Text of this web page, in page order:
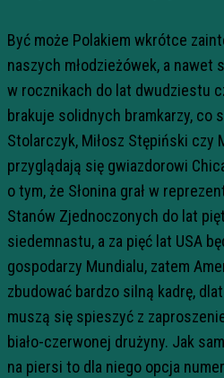
Być może Polakiem wkrótce
naszych młodzieżówek, a nawet
w rocznikach do lat dwudziestu
brakuje solidnych bramkarzy, co
Stolarczyk, Miłosz Stępiński czy
przyglądają się gwiazdorowi
o tym, że Słonina grał w
Stanów Zjednoczonych do lat
siedemnastu, a za pięć lat USA
gospodarzy Mundialu, zatem
zbudować bardzo silną kadrę,
muszą się spieszyć z
biało-czerwonej drużyny. Jak
na piersi to dla niego opcja